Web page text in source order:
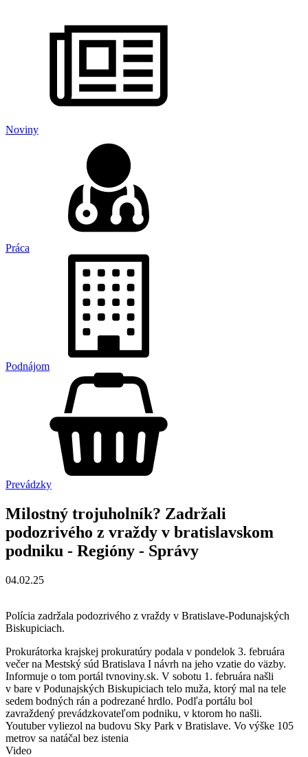
Noviny
Práca
Podnájom
Prevádzky
Milostný trojuholník? Zadržali
podozrivého z vraždy v bratislavskom
podniku - Regióny - Správy
04.02.25
Polícia zadržala podozrivého z vraždy v Bratislave-Podunajských
Biskupiciach.
Prokurátorka krajskej prokuratúry podala v pondelok 3. februára
večer na Mestský súd Bratislava I návrh na jeho vzatie do väzby.
Informuje o tom portál tvnoviny.sk. V sobotu 1. februára našli
v bare v Podunajských Biskupiciach telo muža, ktorý mal na tele
sedem bodných rán a podrezané hrdlo. Podľa portálu bol
zavraždený prevádzkovateľom podniku, v ktorom ho našli.
Youtuber vyliezol na budovu Sky Park v Bratislave. Vo výške 105
metrov sa natáčal bez istenia
Video